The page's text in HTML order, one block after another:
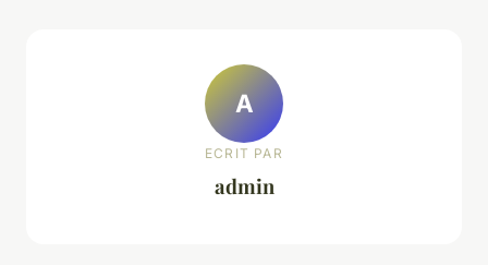
A
ECRIT PAR
admin